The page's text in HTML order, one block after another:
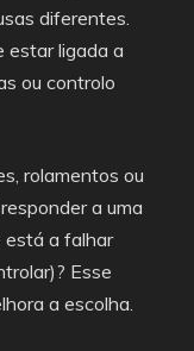
diferentes.
estar ligada a
ou controlo
rolamentos ou
a uma
está a falhar
Esse
a escolha.